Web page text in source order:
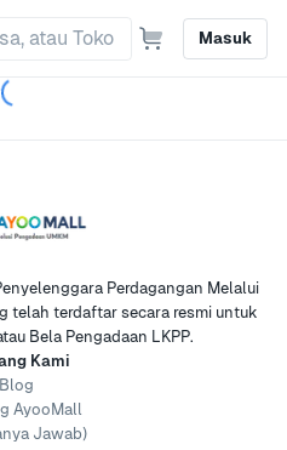
Masuk
Perdagangan Melalui
telah terdaftar secara resmi untuk
Bela Pengadaan LKPP.
Kami
Blog
AyooMall
Jawab)